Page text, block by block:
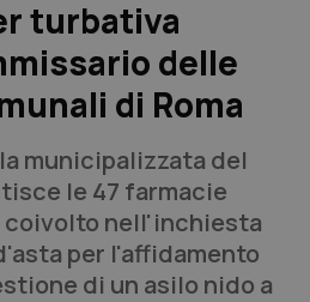
turbativa
delle
di Roma
municipalizzata del
le 47 farmacie
coivolto nell'inchiesta
per l'affidamento
di un asilo nido a